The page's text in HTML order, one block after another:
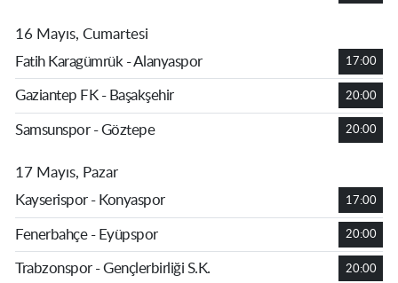
16 Mayıs, Cumartesi
Fatih Karagümrük - Alanyaspor
17:00
Gaziantep FK - Başakşehir 20:00
Samsunspor - Göztepe 20:00
17 Mayıs, Pazar
Kayserispor - Konyaspor
17:00
Fenerbahçe - Eyüpspor 20:00
Trabzonspor - Gençlerbirliği S.K. 20:00